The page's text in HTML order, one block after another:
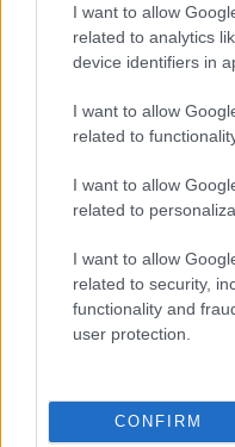
I want to allow
related to analytics
device identifiers in
I want to allow
related to
I want to allow
related to
I want to allow
related to security,
functionality and
user protection.
CONFIRM
De érkezik még
(Nagyvárad),
Marosvásárhely),
(Kolozsvár
már nem mész sehova
karnevál(Zenta –
(Népszínház,
Tóték
Színház – Sopron),
elágazás(Vajdasági
(Marosvásárhelyi
(Újvidéki Művészeti